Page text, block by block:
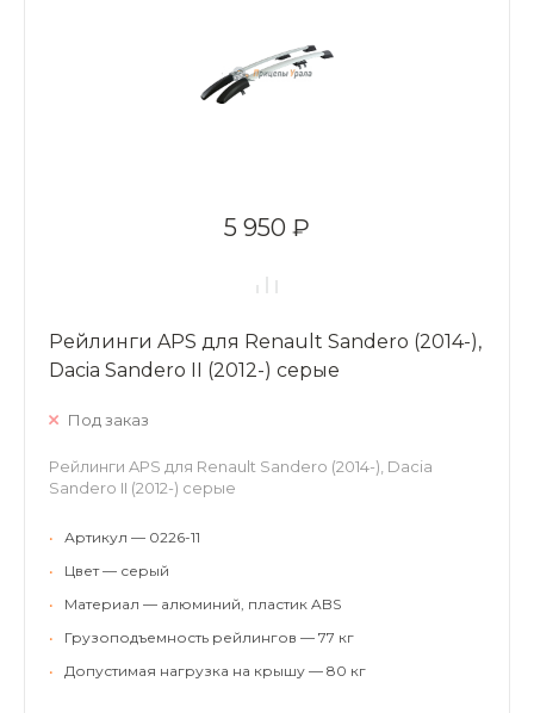
5 950 ₽
Рейлинги APS для Renault Sandero (2014-),
Dacia Sandero II (2012-) серые
Под заказ
Рейлинги APS для Renault Sandero (2014-), Dacia
Sandero II (2012-) серые
•
Артикул — 0226-11
•
Цвет — серый
•
Материал — алюминий, пластик ABS
•
Грузоподъемность рейлингов — 77 кг
•
Допустимая нагрузка на крышу — 80 кг